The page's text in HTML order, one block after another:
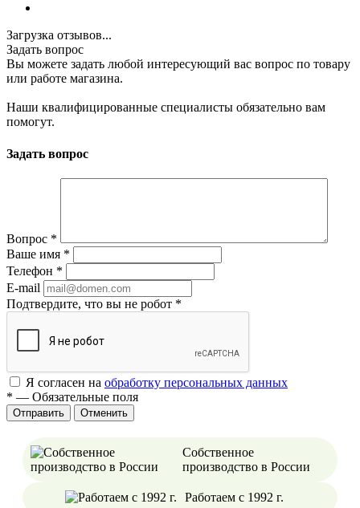
Загрузка отзывов...
Задать вопрос
Вы можете задать любой интересующий вас вопрос по товару
или работе магазина.
Наши квалифицированные специалисты обязательно вам
помогут.
Задать вопрос
Вопрос *
Ваше имя *
Телефон *
E-mail
Подтвердите, что вы не робот *
Я согласен на обработку персональных данных
* — Обязательные поля
Отменить
Собственное
производство в России
Работаем с 1992 г.